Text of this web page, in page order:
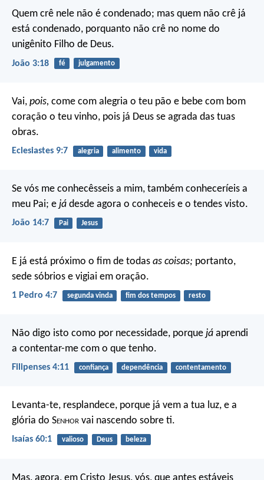
Quem crê nele não é condenado; mas quem não crê já
está condenado, porquanto não crê no nome do
unigênito Filho de Deus.
João 3:18 fé julgamento
Vai, pois, come com alegria o teu pão e bebe com bom
coração o teu vinho, pois já Deus se agrada das tuas
obras.
Eclesiastes 9:7 alegria alimento vida
Se vós me conhecêsseis a mim, também conheceríeis a
meu Pai; e já desde agora o conheceis e o tendes visto.
João 14:7 Pai Jesus
E já está próximo o fim de todas as coisas; portanto,
sede sóbrios e vigiai em oração.
1 Pedro 4:7 segunda vinda fim dos tempos resto
Não digo isto como por necessidade, porque já aprendi
a contentar-me com o que tenho.
Filipenses 4:11 confiança dependência contentamento
Levanta-te, resplandece, porque já vem a tua luz, e a
glória do Senhor vai nascendo sobre ti.
Isaías 60:1 valioso Deus beleza